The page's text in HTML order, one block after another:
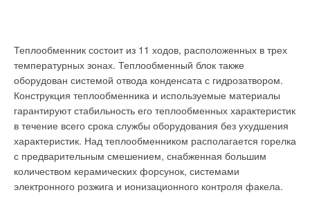
Теплообменник состоит из 11 ходов, расположенных в трех
температурных зонах. Теплообменный блок также
оборудован системой отвода конденсата с гидрозатвором.
Конструкция теплообменника и используемые материалы
гарантируют стабильность его теплообменных характеристик
в течение всего срока службы оборудования без ухудшения
характеристик. Над теплообменником располагается горелка
с предварительным смешением, снабженная большим
количеством керамических форсунок, системами
электронного розжига и ионизационного контроля факела.